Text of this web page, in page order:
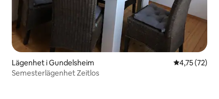
Lägenhet i Gundelsheim 4,75 av 5 i
4,75 (72)
Semesterlägenhet Zeitlos